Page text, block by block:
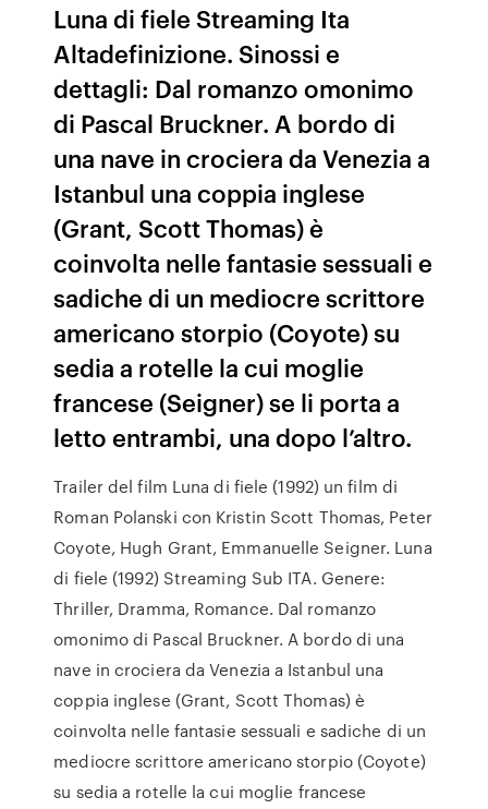
Luna di fiele Streaming Ita
Altadefinizione. Sinossi e
dettagli: Dal romanzo omonimo
di Pascal Bruckner. A bordo di
una nave in crociera da Venezia a
Istanbul una coppia inglese
(Grant, Scott Thomas) è
coinvolta nelle fantasie sessuali e
sadiche di un mediocre scrittore
americano storpio (Coyote) su
sedia a rotelle la cui moglie
francese (Seigner) se li porta a
letto entrambi, una dopo l’altro.
Trailer del film Luna di fiele (1992) un film di
Roman Polanski con Kristin Scott Thomas, Peter
Coyote, Hugh Grant, Emmanuelle Seigner. Luna
di fiele (1992) Streaming Sub ITA. Genere:
Thriller, Dramma, Romance. Dal romanzo
omonimo di Pascal Bruckner. A bordo di una
nave in crociera da Venezia a Istanbul una
coppia inglese (Grant, Scott Thomas) è
coinvolta nelle fantasie sessuali e sadiche di un
mediocre scrittore americano storpio (Coyote)
su sedia a rotelle la cui moglie francese